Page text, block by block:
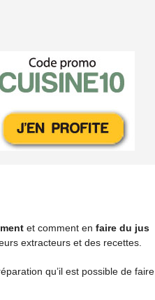
et comment en faire du jus
extracteurs et des recettes.
qu’il est possible de faire